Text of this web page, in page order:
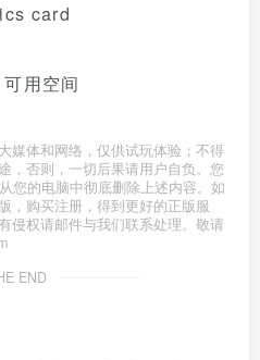
card
用空间
媒体和网络，仅供试玩体验；不得
，否则，一切后果请用户自负。您
您的电脑中彻底删除上述内容。如
，购买注册，得到更好的正版服
侵权请邮件与我们联系处理。敬请
END